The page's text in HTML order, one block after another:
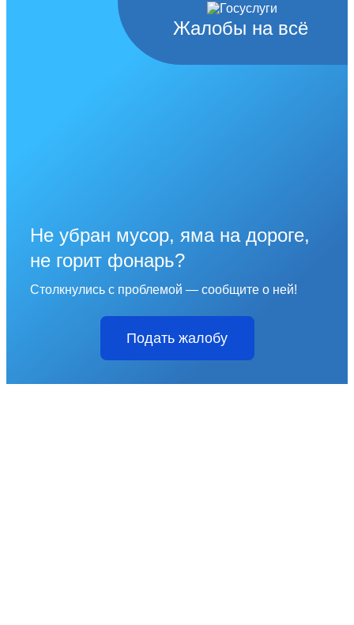
Жалобы на всё
Не убран мусор, яма на дороге,
не горит фонарь?
Столкнулись с проблемой — сообщите о ней!
Подать жалобу